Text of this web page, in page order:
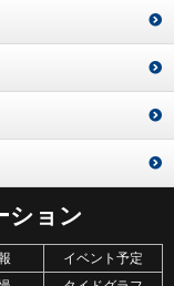
ション
イベント予定